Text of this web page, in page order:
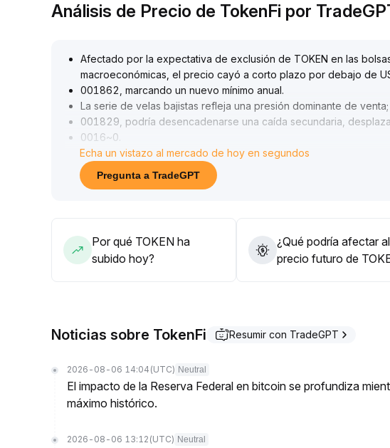
Análisis de Precio de TokenFi por
Afectado por la expectativa de exclusión de TOKEN en las
macroeconómicas, el precio cayó a corto plazo por debajo de
001862, marcando un nuevo mínimo anual.
La serie de velas bajistas refleja una presión dominante de
001829, podría desencadenarse una caída secundaria,
0016~0
0017.
Dada la continua contracción de la liquidez y la debilitación de la
actual no es maduro para la entrada de posiciones largas
Echa un vistazo al mercado de hoy en segundos
Pregunta a TradeGPT
Por qué TOKEN ha
subido hoy?
¿Qué podría afectar al
precio futuro de
Noticias sobre TokenFi Resumir con TradeGPT
2026-08-06 14:04 (UTC) Neutral
El impacto de la Reserva Federal en bitcoin se profundiza
máximo histórico.
2026-08-06 13:12 (UTC) Neutral